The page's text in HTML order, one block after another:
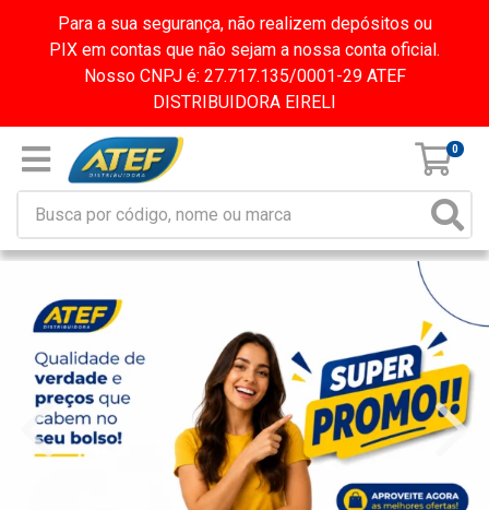
Para a sua segurança, não realizem depósitos ou
PIX em contas que não sejam a nossa conta oficial.
Nosso CNPJ é: 27.717.135/0001-29 ATEF
DISTRIBUIDORA EIRELI
0